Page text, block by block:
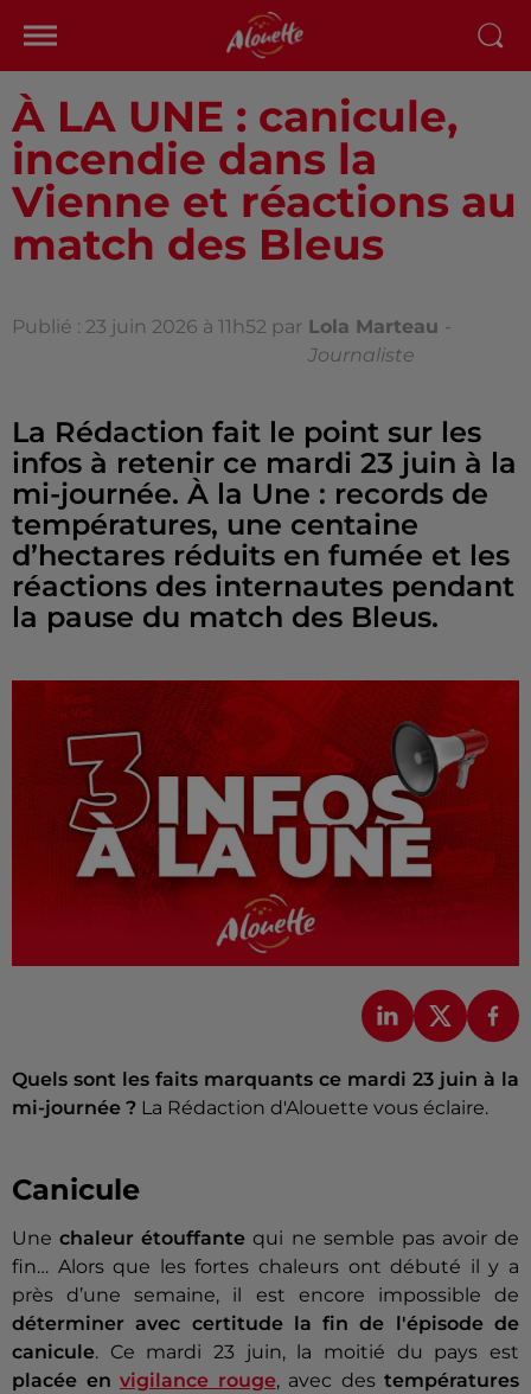
À LA UNE : canicule,
incendie dans la
Vienne et réactions au
match des Bleus
Publié : 23 juin 2026 à 11h52 par Lola Marteau -
Journaliste
La Rédaction fait le point sur les
infos à retenir ce mardi 23 juin à la
mi-journée. À la Une : records de
températures, une centaine
d’hectares réduits en fumée et les
réactions des internautes pendant
la pause du match des Bleus.
Quels sont les faits marquants ce mardi 23 juin à la
mi-journée ? La Rédaction d'Alouette vous éclaire.
Canicule
Unechaleur étouffante qui ne semble pas avoir de
fin… Alors que les fortes chaleurs ont débuté il y a
près d’une semaine, il est encore impossible de
déterminer avec certitude la fin de l'épisode de
canicule. Ce mardi 23 juin, la moitié du pays est
placée en vigilance rouge, avec des températures